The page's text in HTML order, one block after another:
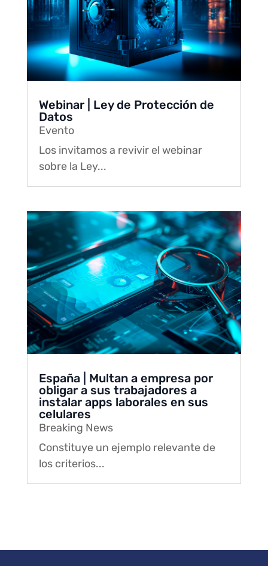
Webinar | Ley de Protección de
Datos
Evento
Los invitamos a revivir el webinar
sobre la Ley...
España | Multan a empresa por
obligar a sus trabajadores a
instalar apps laborales en sus
celulares
Breaking News
Constituye un ejemplo relevante de
los criterios...